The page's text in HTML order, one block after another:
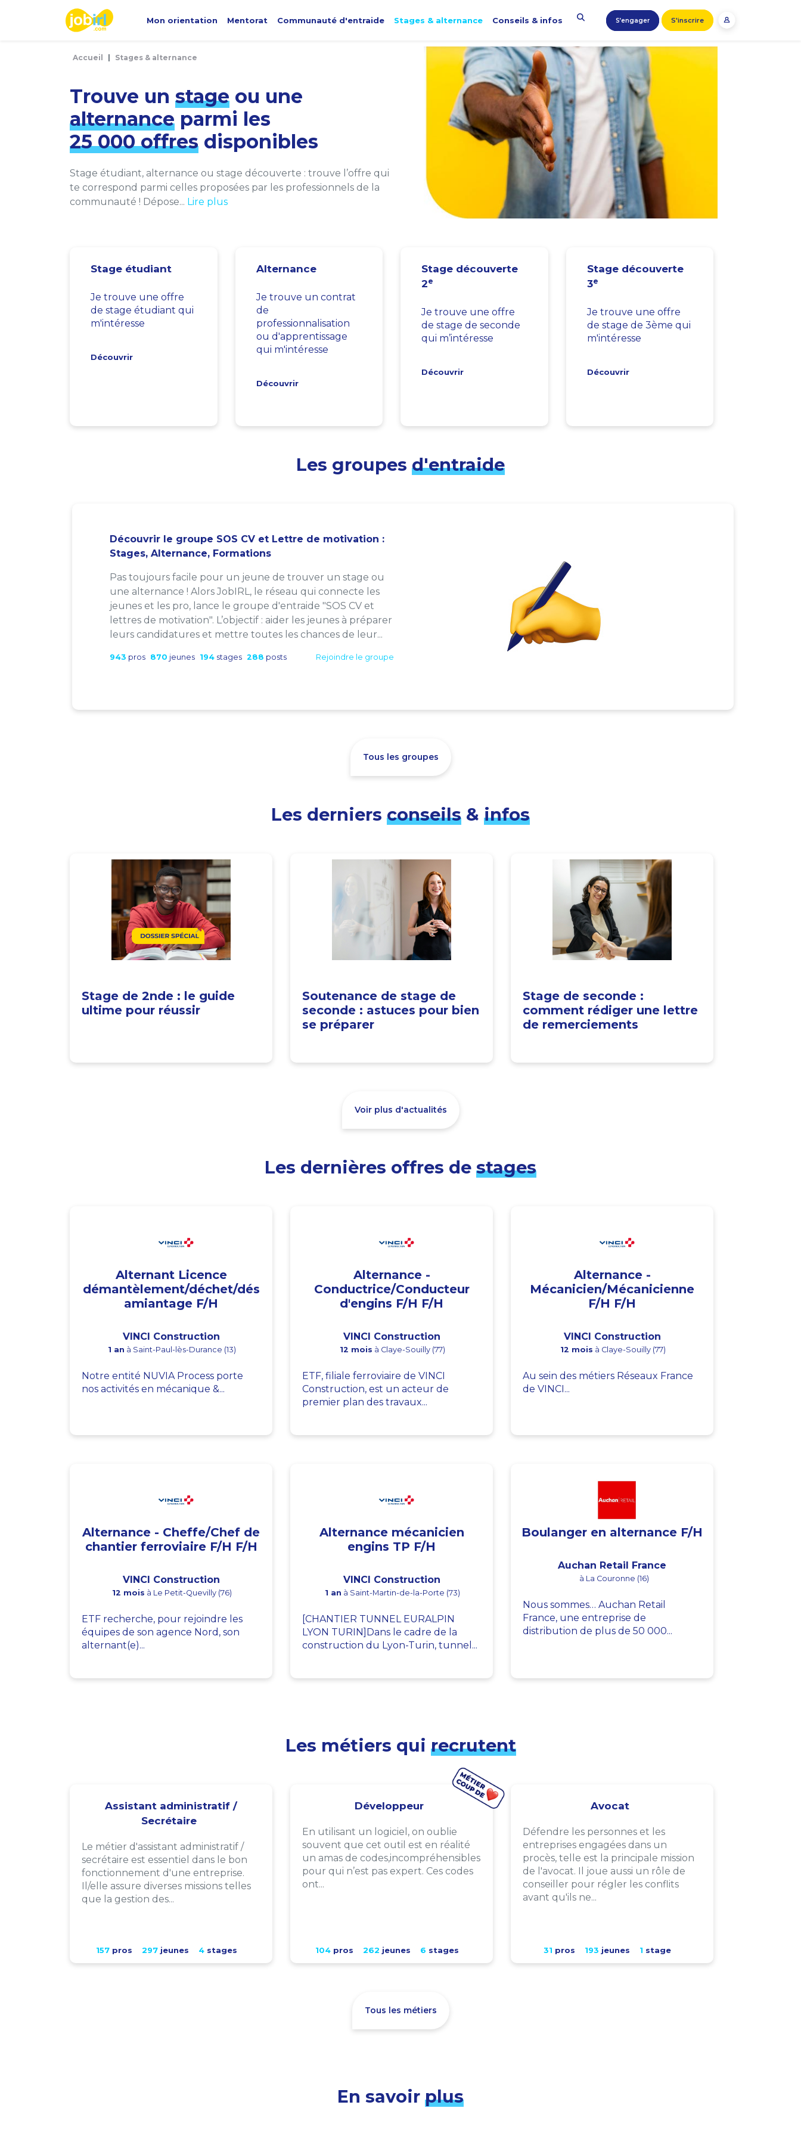
Mon orientation Mentorat Communauté d'entraide Stages & alternance Conseils & infos S’engager S'inscrire
Accueil Stages & alternance
Trouve un stage ou une
alternance parmi les
25 000 offres disponibles
Stage étudiant, alternance ou stage découverte : trouve l’offre qui
te correspond parmi celles proposées par les professionnels de la
communauté ! Dépose... Lire plus
Stage étudiant
Je trouve une offre
de stage étudiant qui
m'intéresse
Découvrir
Alternance
Je trouve un contrat
de
professionnalisation
ou d'apprentissage
qui m'intéresse
Découvrir
Stage découverte
2e
Je trouve une offre
de stage de seconde
qui m’intéresse
Découvrir
Stage découverte
3e
Je trouve une offre
de stage de 3ème qui
m'intéresse
Découvrir
Les groupes d'entraide
Découvrir le groupe SOS CV et Lettre de motivation :
Stages, Alternance, Formations
Pas toujours facile pour un jeune de trouver un stage ou
une alternance ! Alors JobIRL, le réseau qui connecte les
jeunes et les pro, lance le groupe d'entraide "SOS CV et
lettres de motivation". L’objectif : aider les jeunes à préparer
leurs candidatures et mettre toutes les chances de leur...
943 pros 870 jeunes 194 stages 288 posts Rejoindre le groupe
Tous les groupes
Les derniers conseils & infos
Stage de 2nde : le guide
ultime pour réussir
Soutenance de stage de
seconde : astuces pour bien
se préparer
Stage de seconde :
comment rédiger une lettre
de remerciements
Voir plus d'actualités
Les dernières offres de stages
Alternant Licence
démantèlement/déchet/dés
amiantage F/H
VINCI Construction
1 an à Saint-Paul-lès-Durance (13)
Notre entité NUVIA Process porte
nos activités en mécanique &...
Alternance -
Conductrice/Conducteur
d'engins F/H F/H
VINCI Construction
12 mois à Claye-Souilly (77)
ETF, filiale ferroviaire de VINCI
Construction, est un acteur de
premier plan des travaux...
Alternance -
Mécanicien/Mécanicienne
F/H F/H
VINCI Construction
12 mois à Claye-Souilly (77)
Au sein des métiers Réseaux France
de VINCI...
Alternance - Cheffe/Chef de
chantier ferroviaire F/H F/H
VINCI Construction
12 mois à Le Petit-Quevilly (76)
ETF recherche, pour rejoindre les
équipes de son agence Nord, son
alternant(e)...
Alternance mécanicien
engins TP F/H
VINCI Construction
1 an à Saint-Martin-de-la-Porte (73)
[CHANTIER TUNNEL EURALPIN
LYON TURIN]Dans le cadre de la
construction du Lyon-Turin, tunnel...
Boulanger en alternance F/H
Auchan Retail France
à La Couronne (16)
Nous sommes… Auchan Retail
France, une entreprise de
distribution de plus de 50 000...
Les métiers qui recrutent
Assistant administratif /
Secrétaire
Le métier d'assistant administratif /
secrétaire est essentiel dans le bon
fonctionnement d'une entreprise.
Il/elle assure diverses missions telles
que la gestion des...
157pros 297jeunes 4stages
Développeur
En utilisant un logiciel, on oublie
souvent que cet outil est en réalité
un amas de codes,incompréhensibles
pour qui n’est pas expert. Ces codes
ont...
104pros 262 jeunes 6 stages
Avocat
Défendre les personnes et les
entreprises engagées dans un
procès, telle est la principale mission
de l'avocat. Il joue aussi un rôle de
conseiller pour régler les conflits
avant qu'ils ne...
31 pros 193 jeunes 1 stage
Tous les métiers
En savoir plus
Panneau de gestion des cookies